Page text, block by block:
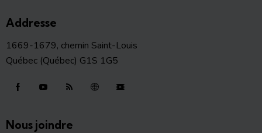
Addresse
1669-1679, chemin Saint-Louis
Québec (Québec) G1S 1G5
Nous joindre